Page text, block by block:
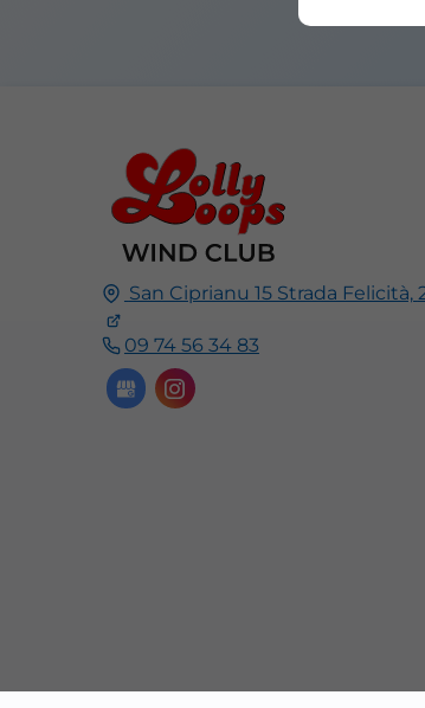
San Ciprianu 15 Strada Felicità,
09 74 56 34 83